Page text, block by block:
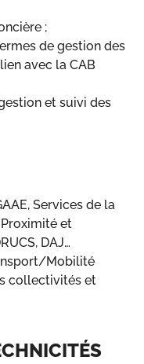
;
de gestion des
avec la CAB
et suivi des
Services de la
Proximité et
DAJ…
Mobilité
collectivités et